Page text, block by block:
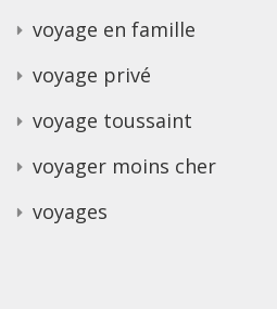
voyage en famille
voyage privé
voyage toussaint
voyager moins cher
voyages